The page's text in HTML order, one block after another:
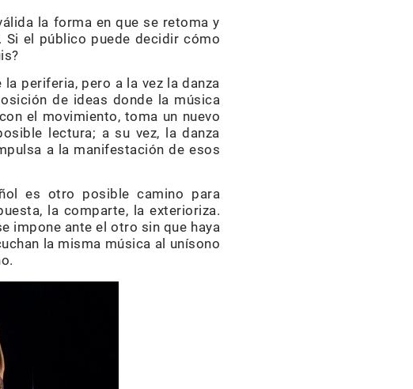
la forma en que se retoma y
el público puede decidir cómo
periferia, pero a la vez la danza
de ideas donde la música
el movimiento, toma un nuevo
lectura; a su vez, la danza
a la manifestación de esos
es otro posible camino para
la comparte, la exterioriza.
impone ante el otro sin que haya
la misma música al unísono